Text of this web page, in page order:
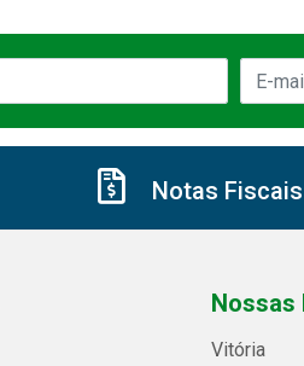
Notas Fiscais
Nossas
Vitória